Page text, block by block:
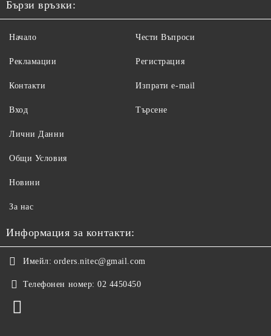
Бързи връзки:
Начало
Рекламации
Контакти
Вход
Чести Въпроси
Регистрация
Изпрати e-mail
Търсене
Лични Данни
Общи Условия
Новини
За нас
Информация за контакти:
Имейл: orders.nitec@gmail.com
Телефонен номер: 02 4450450